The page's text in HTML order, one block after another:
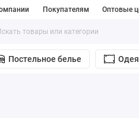
Покупателям Оптовые
Постельное белье